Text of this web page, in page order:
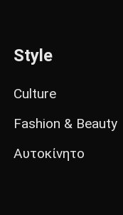
Style
Culture
Fashion & Beauty
Αυτοκίνητο